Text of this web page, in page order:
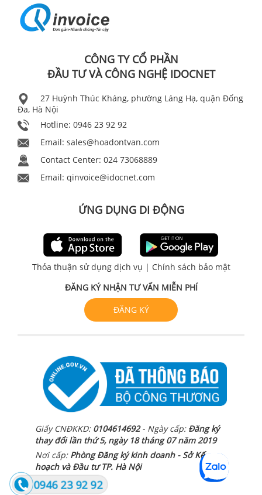
CÔNG TY CỔ PHẦN
ĐẦU TƯ VÀ CÔNG NGHỆ IDOCNET
27 Huỳnh Thúc Kháng, phường Láng Hạ, quận Đống
Đa, Hà Nội
Hotline: 0946 23 92 92
Email: sales@hoadontvan.com
Contact Center: 024 73068889
Email: qinvoice@idocnet.com
ỨNG DỤNG DI ĐỘNG
Thỏa thuận sử dụng dịch vụ | Chính sách bảo mật
ĐĂNG KÝ NHẬN TƯ VẤN MIỄN PHÍ
ĐĂNG KÝ
Giấy CNĐKKD:0104614692- Ngày cấp: Đăng ký
thay đổi lần thứ 5, ngày 18 tháng 07 năm 2019
Nơi cấp: Phòng Đăng ký kinh doanh - Sở Kế
hoạch và Đầu tư TP. Hà Nội
0946 23 92 92